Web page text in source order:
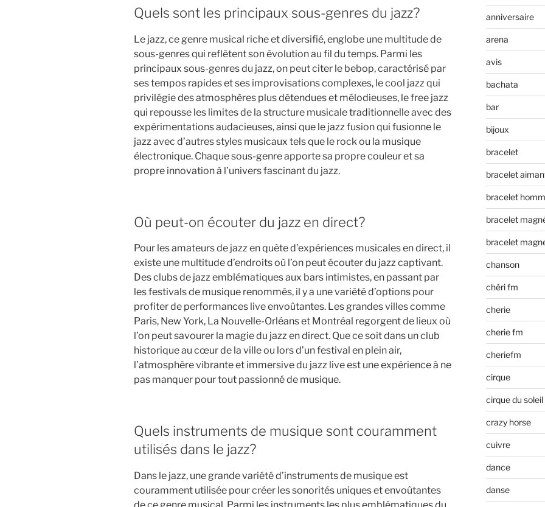
Quels sont les principaux sous-genres du jazz?
Le jazz, ce genre musical riche et diversifié, englobe une multitude de
sous-genres qui reflètent son évolution au fil du temps. Parmi les
principaux sous-genres du jazz, on peut citer le bebop, caractérisé par
ses tempos rapides et ses improvisations complexes, le cool jazz qui
privilégie des atmosphères plus détendues et mélodieuses, le free jazz
qui repousse les limites de la structure musicale traditionnelle avec des
expérimentations audacieuses, ainsi que le jazz fusion qui fusionne le
jazz avec d’autres styles musicaux tels que le rock ou la musique
électronique. Chaque sous-genre apporte sa propre couleur et sa
propre innovation à l’univers fascinant du jazz.
Où peut-on écouter du jazz en direct?
Pour les amateurs de jazz en quête d’expériences musicales en direct, il
existe une multitude d’endroits où l’on peut écouter du jazz captivant.
Des clubs de jazz emblématiques aux bars intimistes, en passant par
les festivals de musique renommés, il y a une variété d’options pour
profiter de performances live envoûtantes. Les grandes villes comme
Paris, New York, La Nouvelle-Orléans et Montréal regorgent de lieux où
l’on peut savourer la magie du jazz en direct. Que ce soit dans un club
historique au cœur de la ville ou lors d’un festival en plein air,
l’atmosphère vibrante et immersive du jazz live est une expérience à ne
pas manquer pour tout passionné de musique.
Quels instruments de musique sont couramment
utilisés dans le jazz?
Dans le jazz, une grande variété d’instruments de musique est
couramment utilisée pour créer les sonorités uniques et envoûtantes
de ce genre musical. Parmi les instruments les plus emblématiques du
anniversaire
arena
avis
bachata
bar
bijoux
bracelet
bracelet
bracelet
bracelet
bracelet
chanson
chéri fm
cherie
cherie fm
cheriefm
cirque
cirque du soleil
crazy horse
cuivre
dance
danse